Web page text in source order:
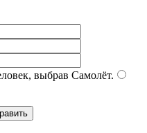
выбрав Самолёт.